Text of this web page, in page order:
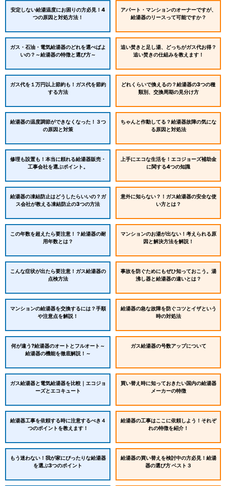
安定しない給湯温度にお困りの方必見！4
つの原因と対処方法！
アパート・マンションのオーナーですが、
給湯器のリースって可能ですか？
ガス・石油・電気給湯器のどれを選べばよ
いの？～給湯器の特徴と選び方～
追い焚きと足し湯、どっちがガス代お得？
追い焚きの仕組みを教えます！
ガス代を１万円以上節約も！ガス代を節約
する方法
どれくらいで換えるの？給湯器の3つの種
類別、交換周期の見分け方
給湯器の温度調節ができなくなった！３つ
の原因と対策
ちゃんと作動してる？給湯器故障の気にな
る原因と対処法
修理も設置も！本当に頼れる給湯器販売・
工事会社を選ぶポイント。
上手にエコな生活を！エコジョーズ補助金
に関する4つの知識
給湯器の凍結防止はどうしたらいいの？ガ
ス会社が教える凍結防止の3つの方法
意外に知らない？！ガス給湯器の安全な使
い方とは？
この年数を超えたら要注意！？給湯器の耐
用年数とは？
マンションのお湯が出ない！考えられる原
因と解決方法を解説！
こんな症状が出たら要注意！ガス給湯器の
点検方法
事故を防ぐためにもぜひ知っておこう。湯
沸し器と給湯器の違いとは？
マンションの給湯器を交換するには？手順
や注意点を解説！
給湯器の急な故障を防ぐコツとイザという
時の対処法
何が違う?給湯器のオートとフルオート～
給湯器の機能を徹底解説！～
ガス給湯器の号数アップについて
ガス給湯器と電気給湯器を比較｜エコジョ
ーズとエコキュート
買い替え時に知っておきたい国内の給湯器
メーカーの特徴
給湯器工事を依頼する時に注意するべき４
つのポイントを教えます！
給湯器の工事はここに依頼しよう！それぞ
れの特徴を紹介！
もう迷わない！我が家にぴったりな給湯器
を選ぶ3つのポイント
給湯器の買い替えを検討中の方必見！給湯
器の選び方 ベスト３